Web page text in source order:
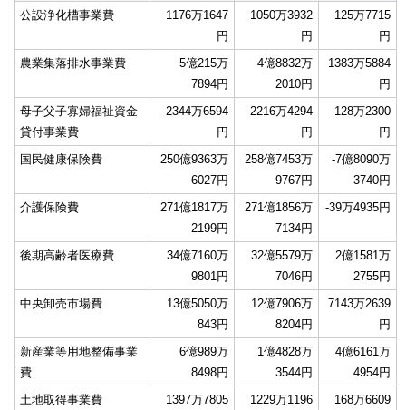
公設浄化槽事業費
1176万1647
円
1050万3932
円
125万7715
円
農業集落排水事業費
5億215万
7894円
4億8832万
2010円
1383万5884
円
母子父子寡婦福祉資金
貸付事業費
2344万6594
円
2216万4294
円
128万2300
円
国民健康保険費
250億9363万
6027円
258億7453万
9767円
-7億8090万
3740円
介護保険費
271億1817万
2199円
271億1856万
7134円
-39万4935円
後期高齢者医療費
34億7160万
9801円
32億5579万
7046円
2億1581万
2755円
中央卸売市場費
13億5050万
843円
12億7906万
8204円
7143万2639
円
新産業等用地整備事業
費
6億989万
8498円
1億4828万
3544円
4億6161万
4954円
土地取得事業費
1397万7805
1229万1196
168万6609